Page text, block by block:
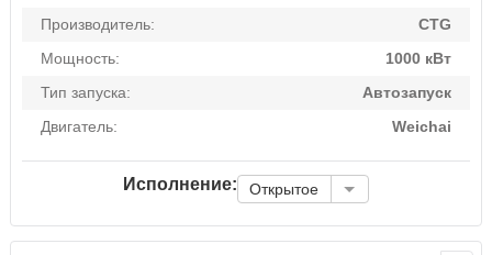
Производитель:
CTG
Мощность:
1000 кВт
Тип запуска:
Автозапуск
Двигатель:
Weichai
Исполнение: Открытое